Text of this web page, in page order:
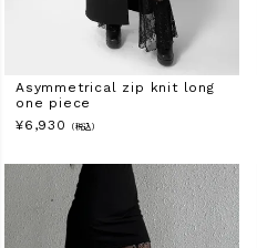
Asymmetrical zip knit long
one piece
¥6,930 （税込）